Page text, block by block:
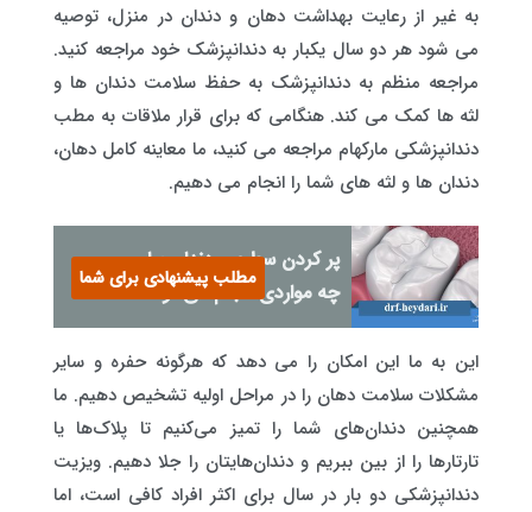
به غیر از رعایت بهداشت دهان و دندان در منزل، توصیه
می شود هر دو سال یکبار به دندانپزشک خود مراجعه کنید.
مراجعه منظم به دندانپزشک به حفظ سلامت دندان ها و
لثه ها کمک می کند. هنگامی که برای قرار ملاقات به مطب
دندانپزشکی مارکهام مراجعه می کنید، ما معاینه کامل دهان،
دندان ها و لثه های شما را انجام می دهیم.
پر کردن سطحی دندان برای
چه مواردی انجام می‌شود؟
مطلب پیشنهادی برای شما
این به ما این امکان را می دهد که هرگونه حفره و سایر
مشکلات سلامت دهان را در مراحل اولیه تشخیص دهیم. ما
همچنین دندان‌های شما را تمیز می‌کنیم تا پلاک‌ها یا
تارتارها را از بین ببریم و دندان‌هایتان را جلا دهیم. ویزیت
دندانپزشکی دو بار در سال برای اکثر افراد کافی است، اما